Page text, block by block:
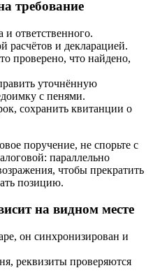
требование
и ответственного.
расчётов и декларацией.
проверено, что найдено,
уточнённую
с пенями.
сохранить квитанции о
поручение, не спорьте с
параллельно
чтобы прекратить
позицию.
на видном месте
он синхронизирован и
реквизиты проверяются